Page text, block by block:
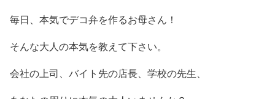
毎日、本気でデコ弁を作るお母さん！
そんな大人の本気を教えて下さい。
会社の上司、バイト先の店長、学校の先生、